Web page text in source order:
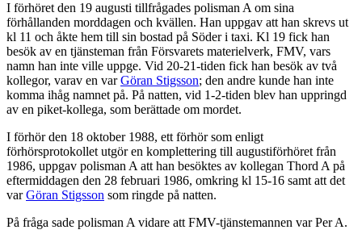
I förhöret den 19 augusti tillfrågades polisman A om sina
förhållanden morddagen och kvällen. Han uppgav att han skrevs ut
kl 11 och åkte hem till sin bostad på Söder i taxi. Kl 19 fick han
besök av en tjänsteman från Försvarets materielverk, FMV, vars
namn han inte ville uppge. Vid 20-21-tiden fick han besök av två
kollegor, varav en varGöran Stigsson; den andre kunde han inte
komma ihåg namnet på. På natten, vid 1-2-tiden blev han uppringd
av en piket-kollega, som berättade om mordet.
I förhör den 18 oktober 1988, ett förhör som enligt
förhörsprotokollet utgör en komplettering till augustiförhöret från
1986, uppgav polisman A att han besöktes av kollegan Thord A på
eftermiddagen den 28 februari 1986, omkring kl 15-16 samt att det
varGöran Stigsson som ringde på natten.
På fråga sade polisman A vidare att FMV-tjänstemannen var Per A.